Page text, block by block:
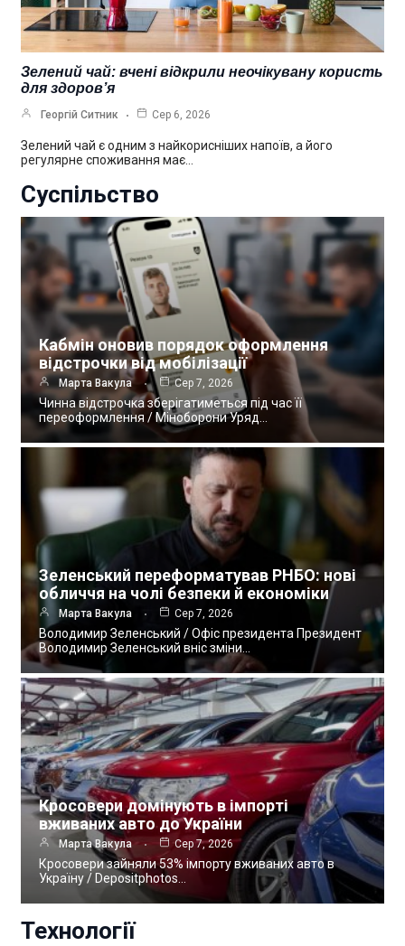
Зелений чай: вчені відкрили неочікувану користь
для здоров’я
Георгій Ситник Сер 6, 2026
Зелений чай є одним з найкорисніших напоїв, а його
регулярне споживання має…
Суспільство
Кабмін оновив порядок оформлення
відстрочки від мобілізації
Марта Вакула Сер 7, 2026
Чинна відстрочка зберігатиметься під час її
переоформлення / Міноборони Уряд…
Зеленський переформатував РНБО: нові
обличчя на чолі безпеки й економіки
Марта Вакула Сер 7, 2026
Володимир Зеленський / Офіс президента Президент
Володимир Зеленський вніс зміни…
Кросовери домінують в імпорті
вживаних авто до України
Марта Вакула Сер 7, 2026
Кросовери зайняли 53% імпорту вживаних авто в
Україну / Depositphotos…
Технології